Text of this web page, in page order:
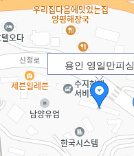
용인 영일만피싱